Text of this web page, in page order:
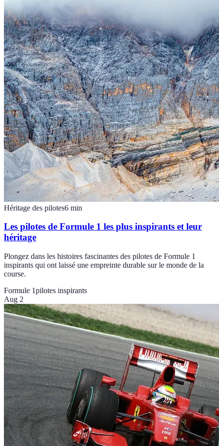
Héritage des pilotes6 min
Les pilotes de Formule 1 les plus inspirants et leur
héritage
Plongez dans les histoires fascinantes des pilotes de Formule 1
inspirants qui ont laissé une empreinte durable sur le monde de la
course.
Formule 1pilotes inspirants
Aug 2